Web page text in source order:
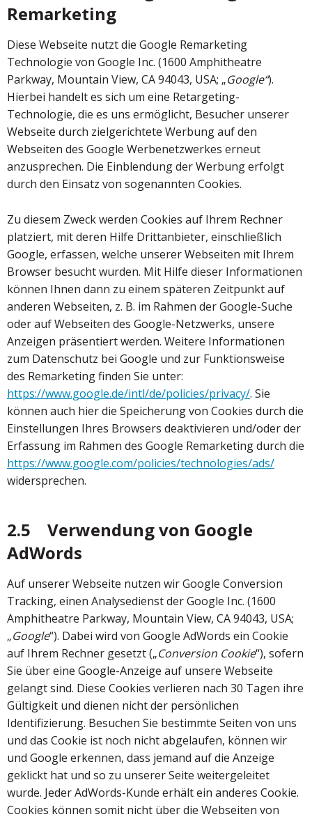
Remarketing
Diese Webseite nutzt die Google Remarketing
Technologie von Google Inc. (1600 Amphitheatre
Parkway, Mountain View, CA 94043, USA; „Google“).
Hierbei handelt es sich um eine Retargeting-
Technologie, die es uns ermöglicht, Besucher unserer
Webseite durch zielgerichtete Werbung auf den
Webseiten des Google Werbenetzwerkes erneut
anzusprechen. Die Einblendung der Werbung erfolgt
durch den Einsatz von sogenannten Cookies.
Zu diesem Zweck werden Cookies auf Ihrem Rechner
platziert, mit deren Hilfe Drittanbieter, einschließlich
Google, erfassen, welche unserer Webseiten mit Ihrem
Browser besucht wurden. Mit Hilfe dieser Informationen
können Ihnen dann zu einem späteren Zeitpunkt auf
anderen Webseiten, z. B. im Rahmen der Google-Suche
oder auf Webseiten des Google-Netzwerks, unsere
Anzeigen präsentiert werden. Weitere Informationen
zum Datenschutz bei Google und zur Funktionsweise
des Remarketing finden Sie unter:
https://www.google.de/intl/de/policies/privacy/. Sie
können auch hier die Speicherung von Cookies durch die
Einstellungen Ihres Browsers deaktivieren und/oder der
Erfassung im Rahmen des Google Remarketing durch die
https://www.google.com/policies/technologies/ads/
widersprechen.
2.5 Verwendung von Google
AdWords
Auf unserer Webseite nutzen wir Google Conversion
Tracking, einen Analysedienst der Google Inc. (1600
Amphitheatre Parkway, Mountain View, CA 94043, USA;
„Google“). Dabei wird von Google AdWords ein Cookie
auf Ihrem Rechner gesetzt („Conversion Cookie“), sofern
Sie über eine Google-Anzeige auf unsere Webseite
gelangt sind. Diese Cookies verlieren nach 30 Tagen ihre
Gültigkeit und dienen nicht der persönlichen
Identifizierung. Besuchen Sie bestimmte Seiten von uns
und das Cookie ist noch nicht abgelaufen, können wir
und Google erkennen, dass jemand auf die Anzeige
geklickt hat und so zu unserer Seite weitergeleitet
wurde. Jeder AdWords-Kunde erhält ein anderes Cookie.
Cookies können somit nicht über die Webseiten von